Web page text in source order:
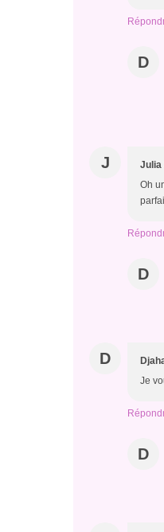
D
J Julia
Oh
D
D
Je
D